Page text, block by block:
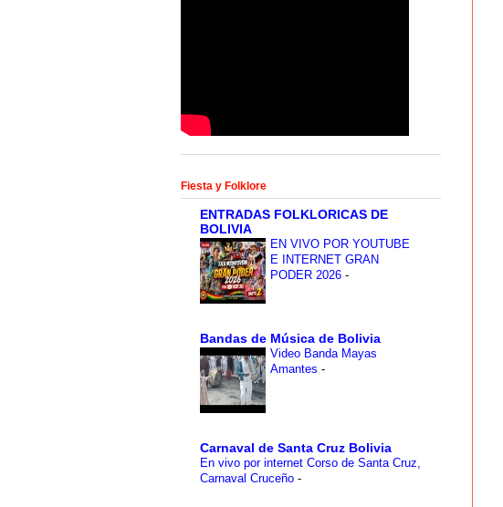
Fiesta y Folklore
ENTRADAS FOLKLORICAS DE
BOLIVIA
EN VIVO POR YOUTUBE
E INTERNET GRAN
PODER 2026 -
Bandas de Música de Bolivia
Video Banda Mayas
Amantes -
Carnaval de Santa Cruz Bolivia
En vivo por internet Corso de Santa Cruz,
Carnaval Cruceño -